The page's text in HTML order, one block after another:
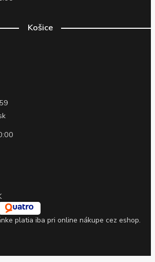
Košice
platia iba pri online nákupe cez eshop.